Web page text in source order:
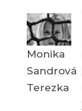
Monika
Sandrová
Terezka